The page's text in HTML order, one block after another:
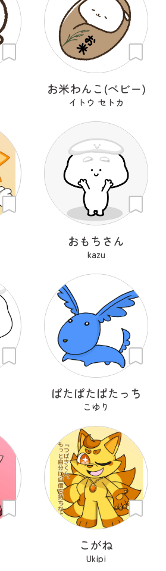
お米わんこ(ベビー)
イトウ セトカ
おもちさん
kazu
ぱたぱたぱたっち
こゆり
こがね
Ukipi